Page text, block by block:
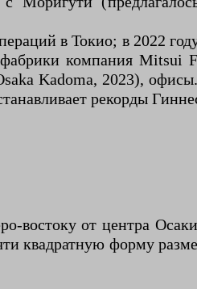
в Токио; в 2022
компания Mitsui
Kadoma, 2023),
рекорды
востоку от центра
квадратную форму